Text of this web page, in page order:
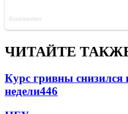
ЧИТАЙТЕ
Курс гривны снизился
недели446